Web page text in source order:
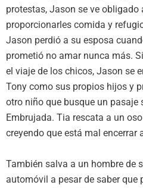
protestas, Jason se ve obligado
proporcionarles comida y
Jason perdió a su esposa
prometió no amar nunca más.
el viaje de los chicos, Jason se
Tony como sus propios hijos y
otro niño que busque un pasaje
Embrujada. Tia rescata a un
creyendo que está mal encerrar
También salva a un hombre de
automóvil a pesar de saber